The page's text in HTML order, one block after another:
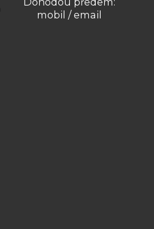
mobil / email